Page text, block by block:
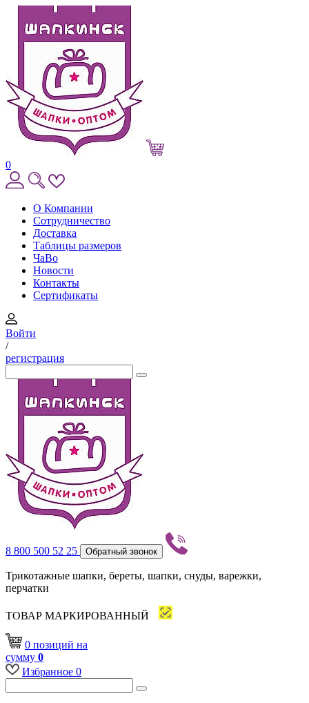
0
О Компании
Сотрудничество
Доставка
Таблицы размеров
ЧаВо
Новости
Контакты
Сертификаты
Войти
/
регистрация
8 800 500 52 25 Обратный звонок
Трикотажные шапки, береты, шапки, снуды, варежки,
перчатки
ТОВАР МАРКИРОВАННЫЙ
0 позиций на
сумму 0
Избранное 0